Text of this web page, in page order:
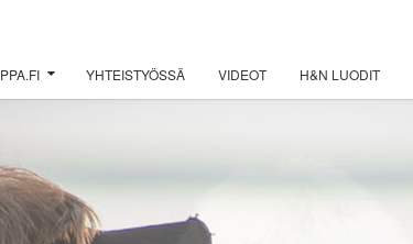
YHTEISTYÖSSÄ VIDEOT H&N LUODIT